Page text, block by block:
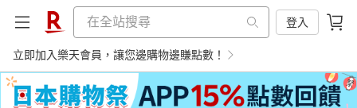
登入
立即加入樂天會員，讓您邊購物邊賺點數！